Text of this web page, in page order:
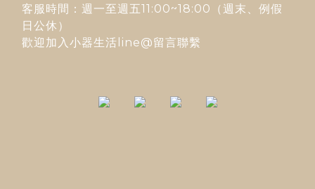
客服時間：週一至週五11:00~18:00（週末、例假
日公休）
歡迎加入 小器生活line@留言聯繫